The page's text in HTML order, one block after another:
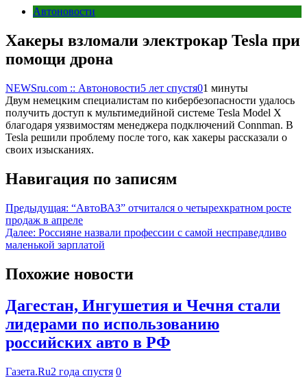
Автоновости
Хакеры взломали электрокар Tesla при
помощи дрона
NEWSru.com :: Автоновости5 лет спустя01 минуты
Двум немецким специалистам по кибербезопасности удалось
получить доступ к мультимедийной системе Tesla Model X
благодаря уязвимостям менеджера подключений Connman. В
Tesla решили проблему после того, как хакеры рассказали о
своих изысканиях.
Навигация по записям
Предыдущая: “АвтоВАЗ” отчитался о четырехкратном росте
продаж в апреле
Далее: Россияне назвали профессии с самой несправедливо
маленькой зарплатой
Похожие новости
Дагестан, Ингушетия и Чечня стали
лидерами по использованию
российских авто в РФ
Газета.Ru2 года спустя 0